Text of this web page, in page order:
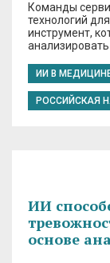
Команды
технологий
инструмент,
ИИ В
РОССИЙСКАЯ
ИИ
основе